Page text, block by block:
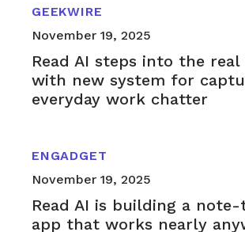
GEEKWIRE
November 19, 2025
Read AI steps into the
with new system for
everyday work chatter
ENGADGET
November 19, 2025
Read AI is building a
app that works nearly